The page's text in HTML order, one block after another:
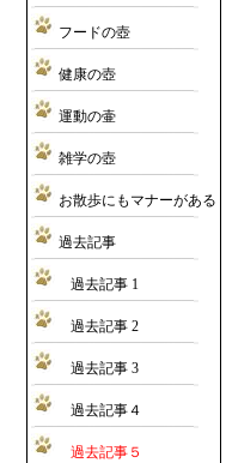
フードの壺
健康の壺
運動の壷
雑学の壺
お散歩にもマナーがある
過去記事
過去記事 1
過去記事 2
過去記事 3
過去記事４
過去記事５